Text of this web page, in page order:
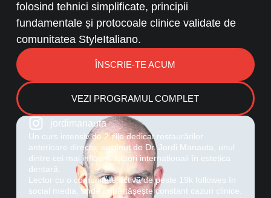
folosind tehnici simplificate, principii
fundamentale și protocoale clinice validate de
comunitatea StyleItaliano.
ÎNSCRIE-TE ACUM
VEZI PROGRAMUL COMPLET
jordimanauta
Un curs intensiv de 2 zile dedicat restaurărilor
anterioare directe, susținut de Dr. Jordi Manauta, unul
dintre cei mai influenți lectori internaționali în estetica
dentară.
Lector cu o comunitate activă de peste 19k followes în
social media, unde împărtășește constant cazuri clinice.